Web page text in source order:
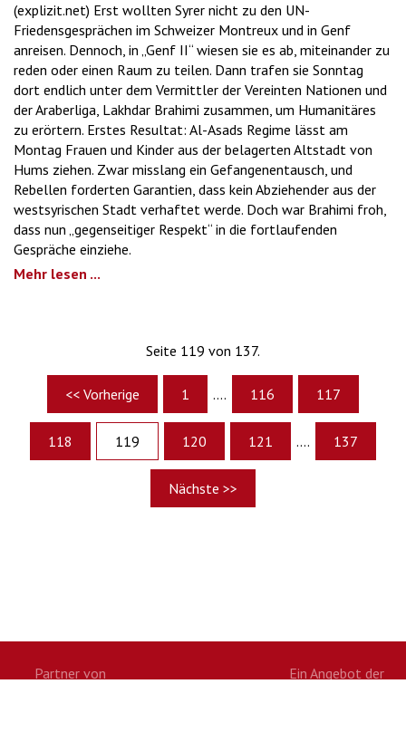
(explizit.net) Erst wollten Syrer nicht zu den UN-
Friedensgesprächen im Schweizer Montreux und in Genf
anreisen. Dennoch, in „Genf II“ wiesen sie es ab, miteinander zu
reden oder einen Raum zu teilen. Dann trafen sie Sonntag
dort endlich unter dem Vermittler der Vereinten Nationen und
der Araberliga, Lakhdar Brahimi zusammen, um Humanitäres
zu erörtern. Erstes Resultat: Al-Asads Regime lässt am
Montag Frauen und Kinder aus der belagerten Altstadt von
Hums ziehen. Zwar misslang ein Gefangenentausch, und
Rebellen forderten Garantien, dass kein Abziehender aus der
westsyrischen Stadt verhaftet werde. Doch war Brahimi froh,
dass nun „gegenseitiger Respekt“ in die fortlaufenden
Gespräche einziehe.
Mehr lesen ...
Seite 119 von 137.
<< Vorherige 1 .... 116 117
118 119 120 121 .... 137
Nächste >>
Partner von Ein Angebot der